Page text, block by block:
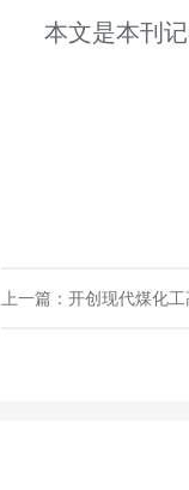
本文是本刊
上一篇：开创现代煤化